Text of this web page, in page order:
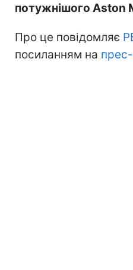
потужнішого Aston
Про це повідомляє
посиланням на